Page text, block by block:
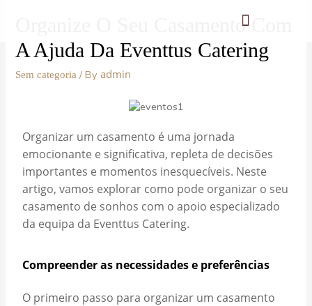
Organize O Seu Casamento Com
A Ajuda Da Eventtus Catering
Sem categoria / Byadmin
Organizar um casamento é uma jornada
emocionante e significativa, repleta de decisões
importantes e momentos inesquecíveis. Neste
artigo, vamos explorar como pode organizar o seu
casamento de sonhos com o apoio especializado
da equipa da Eventtus Catering.
Compreender as necessidades e preferências
O primeiro passo para organizar um casamento